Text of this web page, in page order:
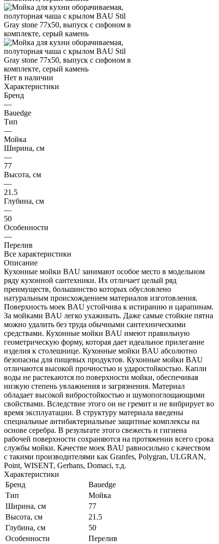
Нет в наличии
Характеристики
Бренд
—
Bauedge
Тип
—
Мойка
Ширина, см
—
77
Высота, см
—
21.5
Глубина, см
—
50
Особенности
—
Перелив
Все характеристики
Описание
Кухонные мойки BAU занимают особое место в модельном
ряду кухонной сантехники. Их отличает целый ряд
преимуществ, большинство которых обусловлено
натуральным происхождением материалов изготовления.
Поверхность моек BAU устойчива к истиранию и царапинам.
За мойками BAU легко ухаживать. Даже самые стойкие пятна
можно удалить без труда обычными сантехническими
средствами. Кухонные мойки BAU имеют правильную
геометрическую форму, которая дает идеальное прилегание
изделия к столешнице. Кухонные мойки BAU абсолютно
безопасны для пищевых продуктов. Кухонные мойки BAU
отличаются высокой прочностью и ударостойкостью. Капли
воды не растекаются по поверхности мойки, обеспечивая
низкую степень увлажнения и загрязнения. Материал
обладает высокой вибростойкостью и шумопоглощающими
свойствами. Вследствие этого он не гремит и не вибрирует во
время эксплуатации. В структуру материала введены
специальные антибактериальные защитные комплексы на
основе серебра. В результате этого свежесть и гигиена
рабочей поверхности сохраняются на протяжении всего срока
службы мойки. Качестве моек BAU равносильно с качеством
с такими производителями как Granfes, Polygran, ULGRAN,
Point, WISENT, Gerhans, Domaci, т.д.
Характеристики
Бренд
Bauedge
Тип
Мойка
Ширина, см
77
Высота, см
21.5
Глубина, см
50
Особенности
Перелив